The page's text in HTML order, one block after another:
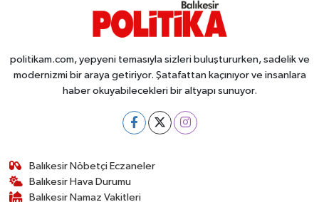
politikam.com, yepyeni temasıyla sizleri buluştururken, sadelik ve
modernizmi bir araya getiriyor. Şatafattan kaçınıyor ve insanlara
haber okuyabilecekleri bir altyapı sunuyor.
Balıkesir Nöbetçi Eczaneler
Balıkesir Hava Durumu
Balıkesir Namaz Vakitleri